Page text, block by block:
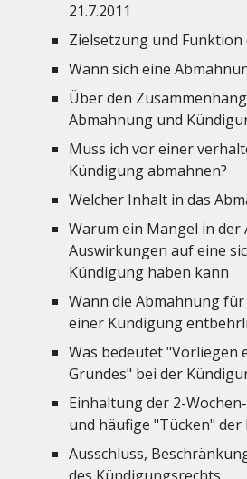
21.7.2011
Zielsetzung und
Wann sich eine
Über den
Abmahnung und
Muss ich vor einer
Kündigung abmahnen?
Welcher Inhalt in das
Warum ein Mangel in
Auswirkungen auf eine
Kündigung haben kann
Wann die Abmahnung
einer Kündigung
Was bedeutet "Vorliegen
Grundes" bei der
Einhaltung der 2-
und häufige "Tücken" der
Ausschluss,